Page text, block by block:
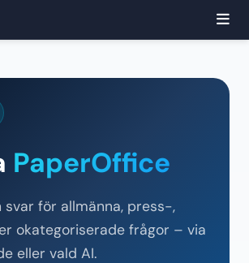
PaperOffice
svar för allmänna, press-,
okategoriserade frågor – via
eller vald AI.